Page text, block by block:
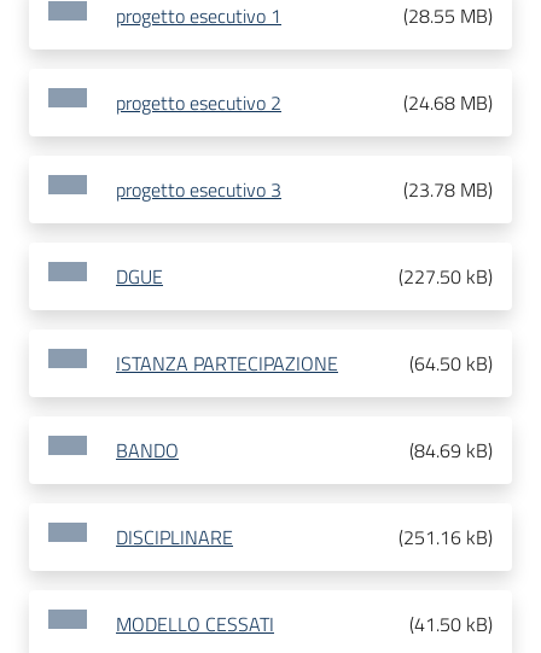
progetto esecutivo 1 (28.55 MB)
progetto esecutivo 2 (24.68 MB)
progetto esecutivo 3 (23.78 MB)
DGUE (227.50 kB)
ISTANZA PARTECIPAZIONE (64.50 kB)
BANDO (84.69 kB)
DISCIPLINARE (251.16 kB)
MODELLO CESSATI (41.50 kB)